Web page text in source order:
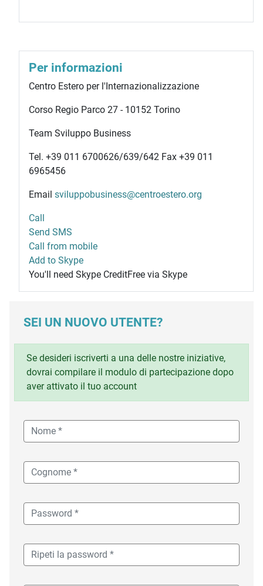
Per informazioni
Centro Estero per l'Internazionalizzazione
Corso Regio Parco 27 - 10152 Torino
Team Sviluppo Business
Tel. +39 011 6700626/639/642 Fax +39 011
6965456
Email sviluppobusiness@centroestero.org
Call
Send SMS
Call from mobile
Add to Skype
You'll need Skype CreditFree via Skype
SEI UN NUOVO UTENTE?
Se desideri iscriverti a una delle nostre iniziative,
dovrai compilare il modulo di partecipazione dopo
aver attivato il tuo account